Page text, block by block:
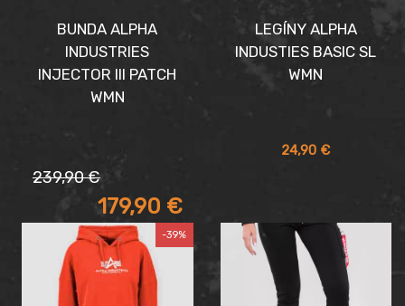
BUNDA ALPHA
INDUSTRIES
INJECTOR III PATCH
WMN
239,90€
bola:
239,90 €.
179,90 €
je:
179,90 €.
LEGÍNY ALPHA
INDUSTIES BASIC SL
WMN
24,90 €
-39%